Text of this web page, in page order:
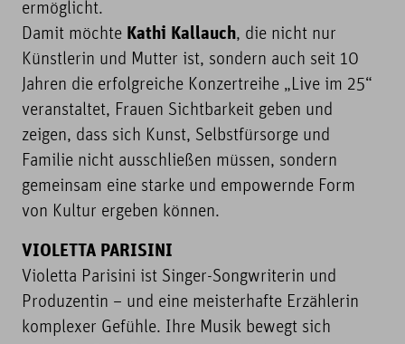
ermöglicht.
Damit möchte Kathi Kallauch, die nicht nur
Künstlerin und Mutter ist, sondern auch seit 10
Jahren die erfolgreiche Konzertreihe „Live im 25“
veranstaltet, Frauen Sichtbarkeit geben und
zeigen, dass sich Kunst, Selbstfürsorge und
Familie nicht ausschließen müssen, sondern
gemeinsam eine starke und empowernde Form
von Kultur ergeben können.
VIOLETTA PARISINI
Violetta Parisini ist Singer-Songwriterin und
Produzentin – und eine meisterhafte Erzählerin
komplexer Gefühle. Ihre Musik bewegt sich